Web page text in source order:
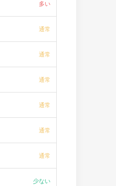
多い
通常
通常
通常
通常
通常
通常
少ない